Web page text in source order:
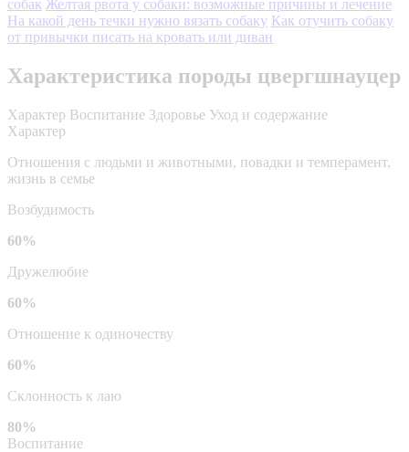
собак Желтая рвота у собаки: возможные причины и лечение
На какой день течки нужно вязать собаку Как отучить собаку
от привычки писать на кровать или диван
Характеристика породы цвергшнауцер
Характер Воспитание Здоровье Уход и содержание
Характер
Отношения с людьми и животными, повадки и темперамент,
жизнь в семье
Возбудимость
60%
Дружелюбие
60%
Отношение к одиночеству
60%
Склонность к лаю
80%
Воспитание